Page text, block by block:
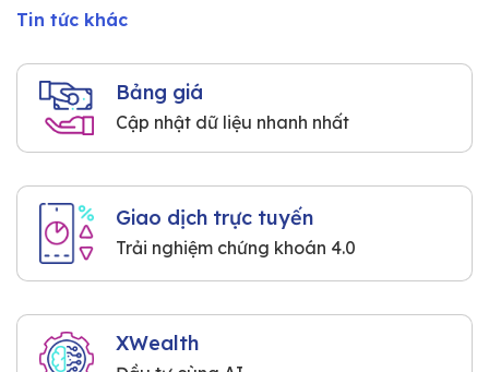
Tin tức khác
Bảng giá
Cập nhật dữ liệu nhanh nhất
Giao dịch trực tuyến
Trải nghiệm chứng khoán 4.0
XWealth